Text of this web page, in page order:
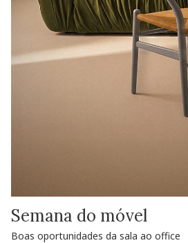
Semana do móvel
Boas oportunidades da sala ao office